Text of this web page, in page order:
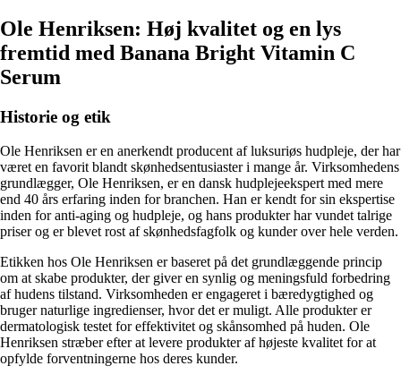
Ole Henriksen: Høj kvalitet og en lys
fremtid med Banana Bright Vitamin C
Serum
Historie og etik
Ole Henriksen er en anerkendt producent af luksuriøs hudpleje, der har
været en favorit blandt skønhedsentusiaster i mange år. Virksomhedens
grundlægger, Ole Henriksen, er en dansk hudplejeekspert med mere
end 40 års erfaring inden for branchen. Han er kendt for sin ekspertise
inden for anti-aging og hudpleje, og hans produkter har vundet talrige
priser og er blevet rost af skønhedsfagfolk og kunder over hele verden.
Etikken hos Ole Henriksen er baseret på det grundlæggende princip
om at skabe produkter, der giver en synlig og meningsfuld forbedring
af hudens tilstand. Virksomheden er engageret i bæredygtighed og
bruger naturlige ingredienser, hvor det er muligt. Alle produkter er
dermatologisk testet for effektivitet og skånsomhed på huden. Ole
Henriksen stræber efter at levere produkter af højeste kvalitet for at
opfylde forventningerne hos deres kunder.